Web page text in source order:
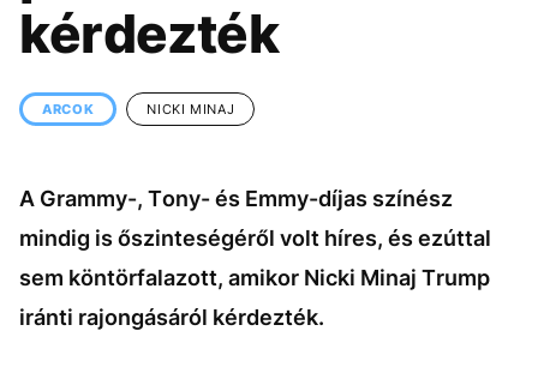
KÖZÉLET
ÉLETMÓD DESIGN
BESZÉLGETÉSEK
GASZTRO
kérdezték
ARCOK NICKI MINAJ
A Grammy-, Tony- és Emmy-díjas színész
mindig is őszinteségéről volt híres, és ezúttal
sem köntörfalazott, amikor Nicki Minaj Trump
iránti rajongásáról kérdezték.